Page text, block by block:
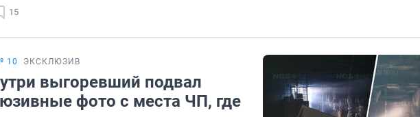
15
10 ЭКСКЛЮЗИВ
выгоревший подвал
фото с места ЧП, где